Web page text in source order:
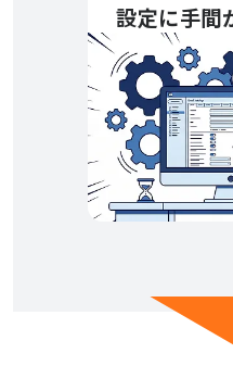
設定に手間